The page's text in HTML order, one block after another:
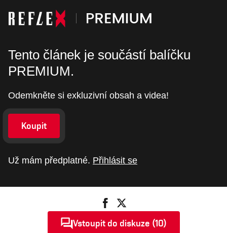
Tento článek je součástí balíčku
PREMIUM.
Odemkněte si exkluzivní obsah a videa!
Koupit
Už mám předplatné. Přihlásit se
Vstoupit do diskuze (10)